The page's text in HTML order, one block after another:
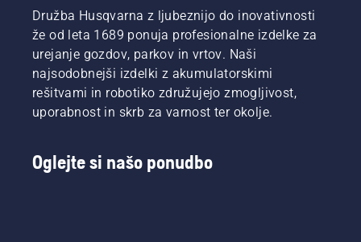
nivo olja.
Zaženite
verižno
žago in
prepričajte,
da je
izključena.
Družba Husqvarna z ljubeznijo do inovativnosti
že od leta 1689 ponuja profesionalne izdelke za
urejanje gozdov, parkov in vrtov. Naši
najsodobnejši izdelki z akumulatorskimi
rešitvami in robotiko združujejo zmogljivost,
uporabnost in skrb za varnost ter okolje.
Oglejte si našo ponudbo